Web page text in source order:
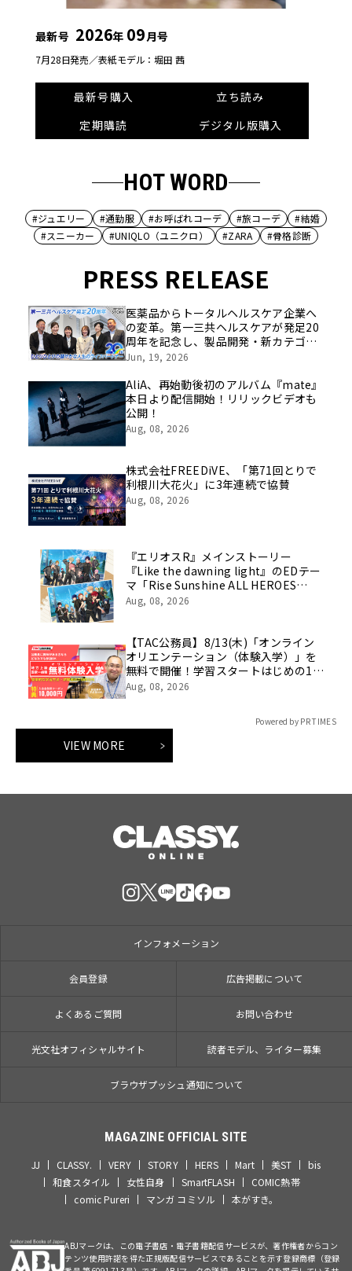
最新号 2026年 09月号
7月28日発売／表紙モデル：堀田 茜
最新号購入
立ち読み
定期購読
デジタル版購入
HOT WORD
#ジュエリー #通勤服 #お呼ばれコーデ #旅コーデ
#結婚
#スニーカー
#UNIQLO（ユニクロ） #ZARA #骨格診断
PRESS RELEASE
医薬品からトータルヘルスケア企業へ
の変革。第一三共ヘルスケアが発足20
周年を記念し、製品開発・新カテゴリ
挑戦の舞台や旧社統合時のエピソード
像を公開！
Jun, 19, 2026
AliA、再始動後初のアルバム『mate』
本日より配信開始！リリックビデオも
公開！
Aug, 08, 2026
株式会社FREEDiVE、「第71回とりで
利根川大花火」に3年連続で協賛
Aug, 08, 2026
『エリオスR』メインストーリー
『Like the dawning light』のEDテー
マ「Rise Sunshine ALL HEROES
Ver.」がフルサイズ配信決定！
Aug, 08, 2026
【TAC公務員】8/13(木)「オンライン
オリエンテーション（体験入学）」を
無料で開催！学習スタートはじめの1
歩！
Aug, 08, 2026
Powered by PR TIMES
VIEW MORE
インフォメーション
会員登録 広告掲載について
よくあるご質問 お問い合わせ
光文社オフィシャルサイト 読者モデル、ライター募集
ブラウザプッシュ通知について
MAGAZINE OFFICIAL SITE
JJ CLASSY. VERY STORY HERS Mart 美ST
bis
和食スタイル
女性自身 SmartFLASH
COMIC熱帯
comic Pureri
マンガ コミソル 本がすき。
ABJマークは、この電子書店・電子書籍配信サービスが、著作権者からコン
テンツ使用許諾を得た正規版配信サービスであることを示す登録商標（登録